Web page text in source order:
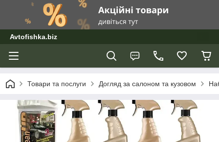
Avtofishka.biz
Товари та послуги Догляд за салоном та кузовом